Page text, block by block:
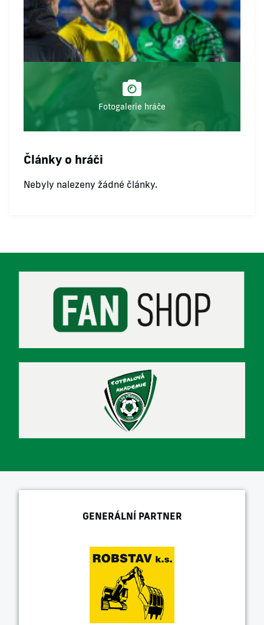
Fotogalerie hráče
Články o hráči
Nebyly nalezeny žádné články.
GENERÁLNÍ PARTNER